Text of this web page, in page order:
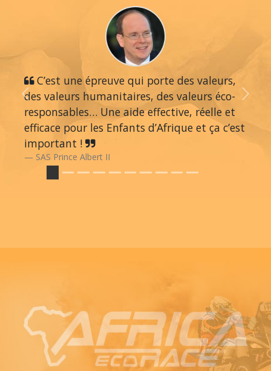
C’est une épreuve qui porte des valeurs,
des valeurs humanitaires, des valeurs éco-
responsables… Une aide effective, réelle et
efficace pour les Enfants d’Afrique et ça c’est
important !
SAS Prince Albert II
Previous Next